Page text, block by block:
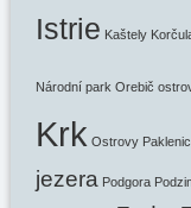
Istrie Kaštely
Národní park Orebič
Krk Ostrovy
jezera Podgora